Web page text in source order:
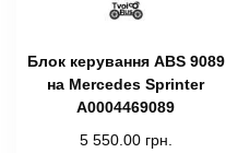
Блок керування ABS 9089
на Mercedes Sprinter
A0004469089
5 550.00 грн.